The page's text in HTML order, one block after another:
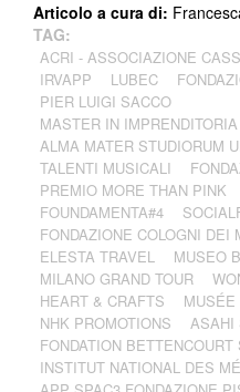
Articolo a cura di:
TAG:
ACRI - ASSOCIAZIONE
IRVAPP
LUBEC
PIER LUIGI SACCO
MASTER IN
ALMA MATER STUDIORUM
TALENTI MUSICALI
PREMIO MORE THAN PINK
FOUNDAMENTA#4
FONDAZIONE COLOGNI DEI
ELESTA TRAVEL
MUSEO
MILANO GRAND TOUR
HEART & CRAFTS
MUSÉE
NHK PROMOTIONS
ASAHI
FONDATION BETTENCOURT
INSTITUT NATIONAL DES